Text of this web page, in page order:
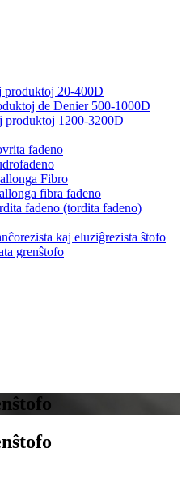
produktoj 20-400D
de Denier 500-1000D
produktoj 1200-3200D
fadeno
Fibro
fibra fadeno
fadeno (tordita fadeno)
kaj eluziĝrezista ŝtofo
grenŝtofo